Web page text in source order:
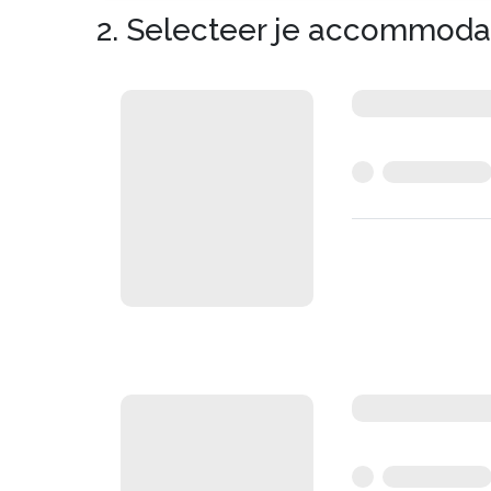
2. Selecteer je